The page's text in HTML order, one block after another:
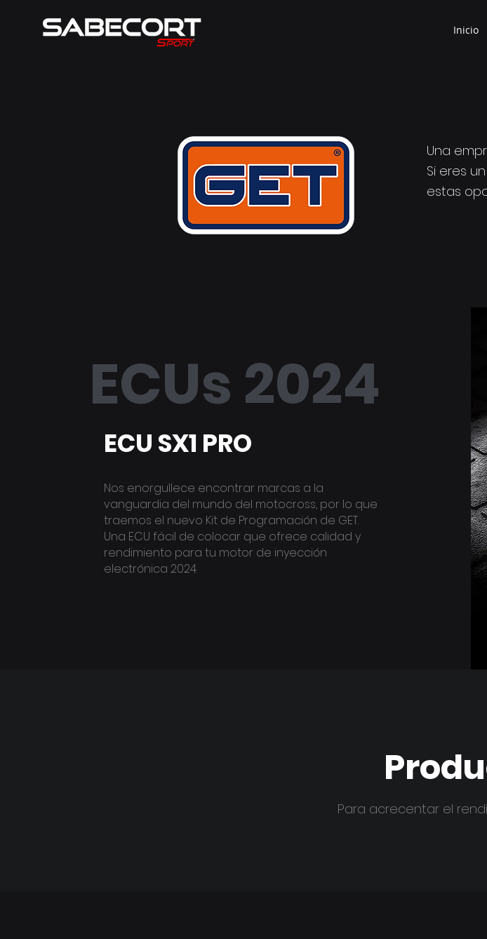
Inicio
Una
Si eres
estas
ECUs 2024
ECU SX1 PRO
Nos enorgullece encontrar marcas a la
vanguardia del mundo del motocross, por lo que
traemos el nuevo Kit de Programación de GET.
Una ECU fácil de colocar que ofrece calidad y
rendimiento para tu motor de inyección
electrónica 2024.
Para acrecentar el